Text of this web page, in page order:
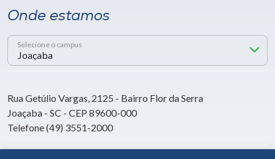
Onde estamos
Selecione o campus
Rua Getúlio Vargas, 2125 - Bairro Flor da Serra
Joaçaba - SC - CEP 89600-000
Telefone (49) 3551-2000